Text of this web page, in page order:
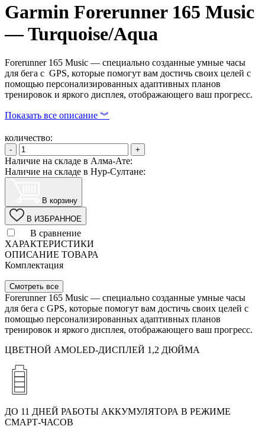
Garmin Forerunner 165 Music
— Turquoise/Aqua
Forerunner 165 Music — специально созданные умные часы
для бега с GPS, которые помогут вам достичь своих целей с
помощью персонализированных адаптивных планов
тренировок и яркого дисплея, отображающего ваш прогресс.
Показать все описание ︾
количество:
- +
Наличие на складе в Алма-Ате:
Наличие на складе в Нур-Султане:
В корзину
В ИЗБРАННОЕ
В сравнение
ХАРАКТЕРИСТИКИ
ОПИСАНИЕ ТОВАРА
Комплектация
Смотреть все
Forerunner 165 Music — специально созданные умные часы
для бега с GPS, которые помогут вам достичь своих целей с
помощью персонализированных адаптивных планов
тренировок и яркого дисплея, отображающего ваш прогресс.
ЦВЕТНОЙ AMOLED-ДИСПЛЕЙ 1,2 ДЮЙМА
ДО 11 ДНЕЙ РАБОТЫ АККУМУЛЯТОРА В РЕЖИМЕ
СМАРТ-ЧАСОВ